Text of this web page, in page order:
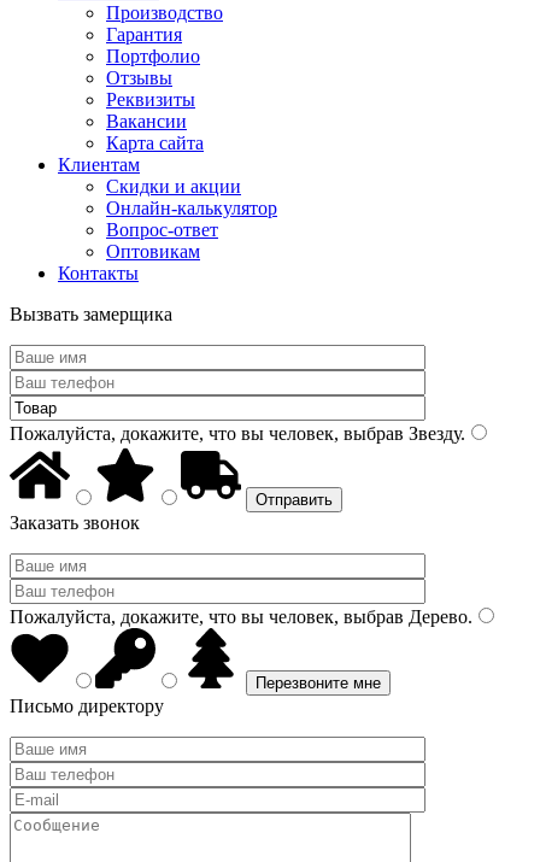
Производство
Гарантия
Портфолио
Отзывы
Реквизиты
Вакансии
Карта сайта
Клиентам
Скидки и акции
Онлайн-калькулятор
Вопрос-ответ
Оптовикам
Контакты
Вызвать замерщика
Пожалуйста, докажите, что вы человек, выбрав Звезду.
Заказать звонок
Пожалуйста, докажите, что вы человек, выбрав Дерево.
Письмо директору